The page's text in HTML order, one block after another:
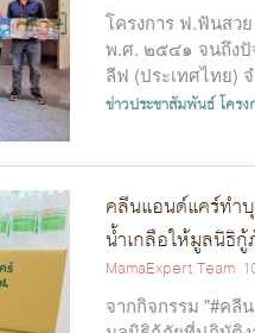
โครงการ ฟ.ฟันสว
พ.ศ. ๒๕๔๑ จนถึงปั
ลีฟ (ประเทศไทย)
ข่าวประชาสัมพันธ์โคร
คลีนแอนด์แคร์ทำ
น้ำเกลือให้มูลนิธิกู้
MamaExpert Team
จากกิจกรรม "#คลี